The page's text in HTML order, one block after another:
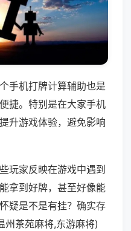
手机打牌计算辅助也是
捷。特别是在大家手机
升游戏体验，避免影响
玩家反映在游戏中遇到
拿到好牌，甚至好像能
疑是不是有挂？确实存
州茶苑麻将,东游麻将)